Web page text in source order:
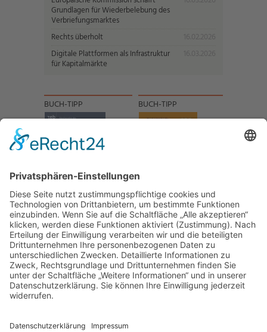
Grundlagen für Wiederbelebung des
Verbriefungsmarktes
Rechts überholt
Digitale Plattformen als Infrastruktur
für Kapitalmärkte
BUCH-TIPP BUCH-TIPP